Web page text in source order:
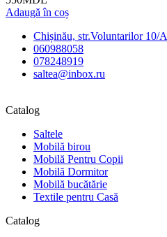
Adaugă în coș
Chișinău, str.Voluntarilor 10/A
060988058
078248919
saltea@inbox.ru
Catalog
Saltele
Mobilă birou
Mobilă Pentru Copii
Mobilă Dormitor
Mobilă bucătărie
Textile pentru Casă
Catalog